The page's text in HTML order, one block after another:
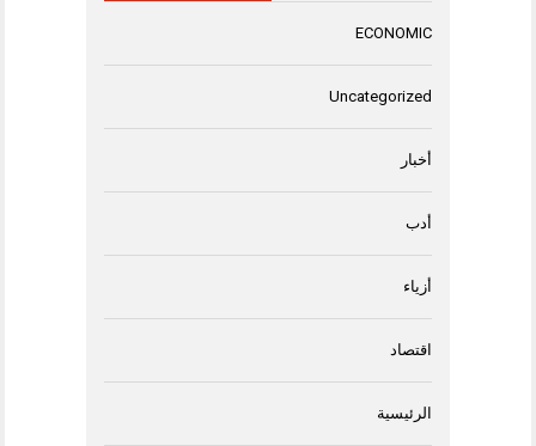
ECONOMIC
Uncategorized
أخبار
أدب
أزياء
اقتصاد
الرئيسية